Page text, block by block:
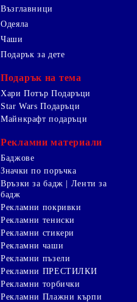
Възглавници
Одеяла
Чаши
Подарък за дете
Подарък на тема
Хари Потър Подаръци
Star Wars Подаръци
Майнкрафт подаръци
Рекламни материали
Баджове
Значки по поръчка
Връзки за бадж | Ленти за
бадж
Рекламни покривки
Рекламни тениски
Рекламни стикери
Рекламни чаши
Рекламни пъзели
Рекламни ПРЕСТИЛКИ
Рекламни торбички
Рекламни Плажни кърпи